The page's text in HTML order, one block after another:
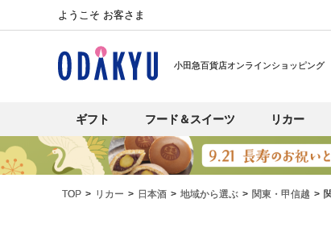
ようこそ お客さま
小田急百貨店オンラインショッピング
ギフト フード＆スイーツ リカー
TOP リカー 日本酒 地域から選ぶ 関東・甲信越